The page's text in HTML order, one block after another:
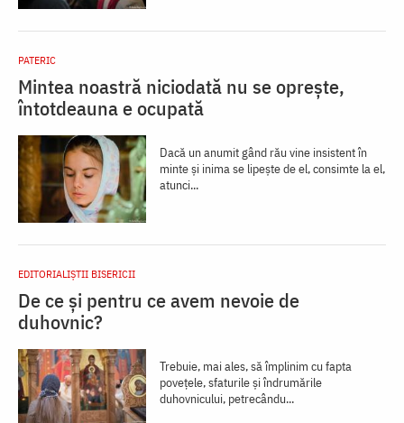
PATERIC
Mintea noastră niciodată nu se oprește,
întotdeauna e ocupată
Dacă un anumit gând rău vine insistent în
minte şi inima se lipeşte de el, consimte la el,
atunci...
EDITORIALIȘTII BISERICII
De ce și pentru ce avem nevoie de
duhovnic?
Trebuie, mai ales, să împlinim cu fapta
povețele, sfaturile și îndrumările
duhovnicului, petrecându...